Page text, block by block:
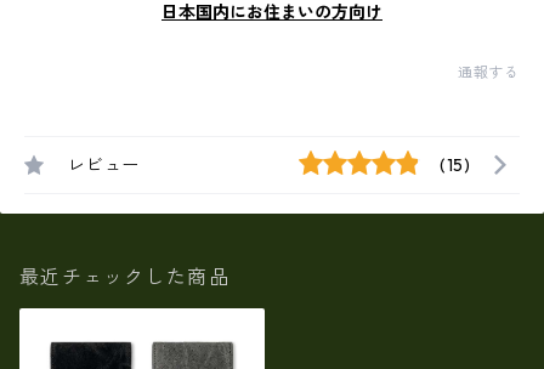
日本国内にお住まいの方向け
通報する
レビュー (15)
最近チェックした商品